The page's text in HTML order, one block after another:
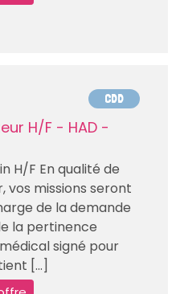
CDD
H/F - HAD -
H/F En qualité de
vos missions seront
de la demande
la pertinence
signé pour
[...]